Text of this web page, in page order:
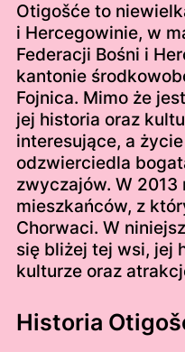
Otigošće to
i Hercegowinie, w
Federacji Bośni i
kantonie
Fojnica. Mimo że
jej historia oraz
interesujące, a
odzwierciedla
zwyczajów. W 2013
mieszkańców, z
Chorwaci. W
się bliżej tej wsi, jej
kulturze oraz
Historia